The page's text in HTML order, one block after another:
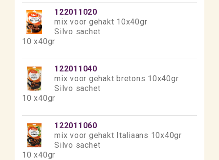
122011020
mix voor gehakt 10x40gr
Silvo sachet
10 x40gr
122011040
mix voor gehakt bretons 10x40gr
Silvo sachet
10 x40gr
122011060
mix voor gehakt Italiaans 10x40gr
Silvo sachet
10 x40gr